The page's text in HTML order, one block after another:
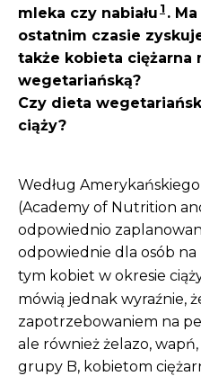
mleka czy nabiału 1.
ostatnim czasie
także kobieta ciężarna
wegetariańską?
Czy dieta
ciąży?
Według
(Academy of Nutrition
odpowiednio
odpowiednie dla osób
tym kobiet w okresie
mówią jednak wyraźnie,
zapotrzebowaniem na
ale również żelazo,
grupy B, kobietom